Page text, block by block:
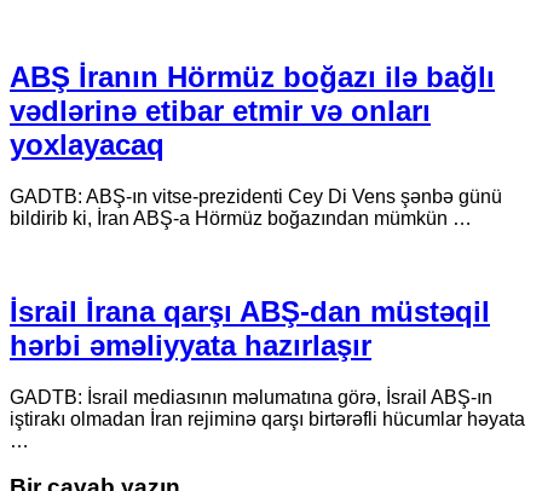
ABŞ İranın Hörmüz boğazı ilə bağlı
vədlərinə etibar etmir və onları
yoxlayacaq
GADTB: ABŞ-ın vitse-prezidenti Cey Di Vens şənbə günü
bildirib ki, İran ABŞ-a Hörmüz boğazından mümkün …
İsrail İrana qarşı ABŞ-dan müstəqil
hərbi əməliyyata hazırlaşır
GADTB: İsrail mediasının məlumatına görə, İsrail ABŞ-ın
iştirakı olmadan İran rejiminə qarşı birtərəfli hücumlar həyata
…